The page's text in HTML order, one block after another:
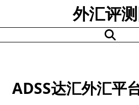
content
外汇评
ADSS达汇外汇平